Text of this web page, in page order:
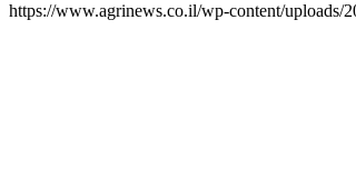
https://www.agrinews.co.il/wp-content/uploads/